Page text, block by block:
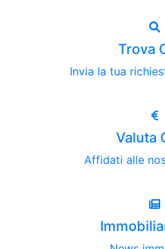
Trova
Invia la tua
Valuta
Affidati alle